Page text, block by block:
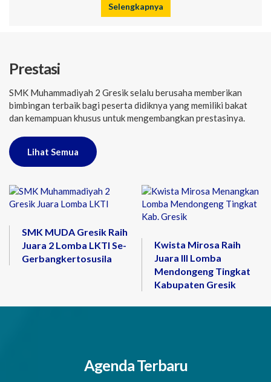
Selengkapnya
Prestasi
SMK Muhammadiyah 2 Gresik selalu berusaha memberikan
bimbingan terbaik bagi peserta didiknya yang memiliki bakat
dan kemampuan khusus untuk mengembangkan prestasinya.
Lihat Semua
SMK MUDA Gresik Raih
Juara 2 Lomba LKTI Se-
Gerbangkertosusila
Kwista Mirosa Raih
Juara III Lomba
Mendongeng Tingkat
Kabupaten Gresik
Agenda Terbaru